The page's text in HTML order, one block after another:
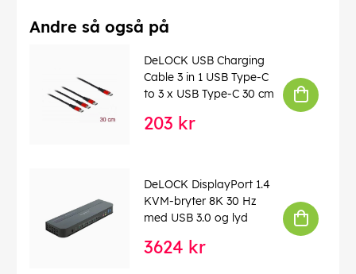
Andre så også på
DeLOCK USB Charging
Cable 3 in 1 USB Type-C
to 3 x USB Type-C 30 cm
203 kr
DeLOCK DisplayPort 1.4
KVM-bryter 8K 30 Hz
med USB 3.0 og lyd
3624 kr